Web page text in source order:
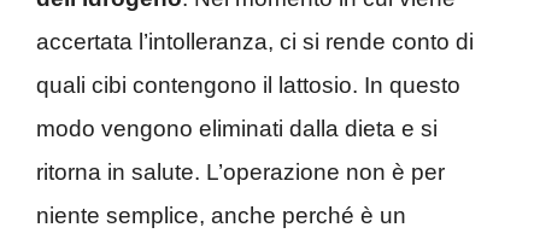
accertata l’intolleranza, ci si rende conto di
quali cibi contengono il lattosio. In questo
modo vengono eliminati dalla dieta e si
ritorna in salute. L’operazione non è per
niente semplice, anche perché è un